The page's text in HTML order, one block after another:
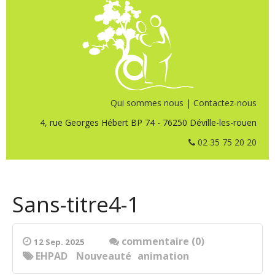
Qui sommes nous | Contactez-nous
4, rue Georges Hébert BP 74 - 76250 Déville-les-rouen
02 35 75 20 20
Sans-titre4-1
12 Sep. 2025
commentaire (0)
animation
EHPAD Nouveauté